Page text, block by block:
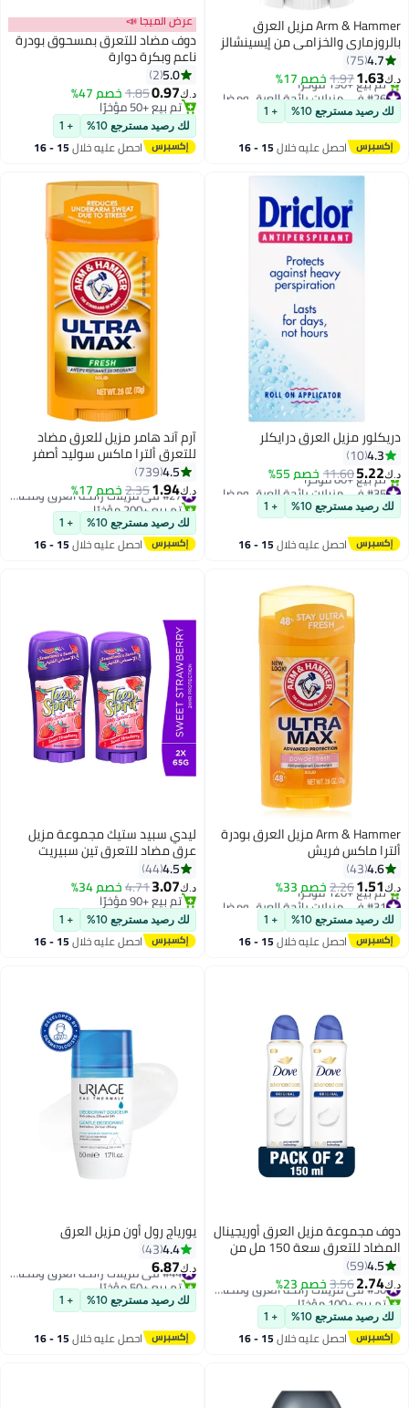
Arm & Hammer مزيل العرق
بالروزماري والخزامى من إيسينشالز
4.7
75
د.ك‏1.63
1.97خصم 17%
أقل سعر في 7 يوم
تم بيع +190 مؤخرًا
لك رصيد مسترجع 10% + 1
احصل عليه خلال 15 - 16
عرض الميجا 📣
دوف مضاد للتعرق بمسحوق بودرة
ناعم وبكرة دوارة
5.0
2
د.ك‏0.97
1.85خصم 47%
تم بيع +50 مؤخرًا
تم بيع +50 مؤخرًا
لك رصيد مسترجع 10% + 1
احصل عليه خلال 15 - 16
دريكلور مزيل العرق درايكلر
4.3
10
د.ك‏5.22
11.60خصم 55%
أقل سعر في 30 يوم
تم بيع +80 مؤخرًا
لك رصيد مسترجع 10% + 1
احصل عليه خلال 15 - 16
آرم آند هامر مزيل للعرق مضاد
للتعرق ألترا ماكس سوليد أصفر
73جرام4.5
739
د.ك‏1.94
2.35خصم 17%
تم بيع +200 مؤخرًا
لك رصيد مسترجع 10% + 1
احصل عليه خلال 15 - 16
Arm & Hammer مزيل العرق بودرة
ألترا ماكس فريش
4.6
43
د.ك‏1.51
2.26خصم 33%
أقل سعر في 30 يوم
تم بيع +120 مؤخرًا
لك رصيد مسترجع 10% + 1
احصل عليه خلال 15 - 16
ليدي سبيد ستيك مجموعة مزيل
عرق مضاد للتعرق تين سبيريت
بالفراولة الحلوة، من قطعتين
65جرام
4.5
44
د.ك‏3.07
4.71خصم 34%
تم بيع +90 مؤخرًا
تم بيع +90 مؤخرًا
لك رصيد مسترجع 10% + 1
احصل عليه خلال 15 - 16
دوف مجموعة مزيل العرق أوريجينال
المضاد للتعرق سعة 150 مل من
عبوتين 150ملليلتر
4.5
59
د.ك‏2.74
3.56خصم 23%
تم بيع +100 مؤخرًا
لك رصيد مسترجع 10% + 1
احصل عليه خلال 15 - 16
يورياج رول أون مزيل العرق
4.4
43
د.ك‏6.87
تم بيع +50 مؤخرًا
لك رصيد مسترجع 10% + 1
احصل عليه خلال 15 - 16